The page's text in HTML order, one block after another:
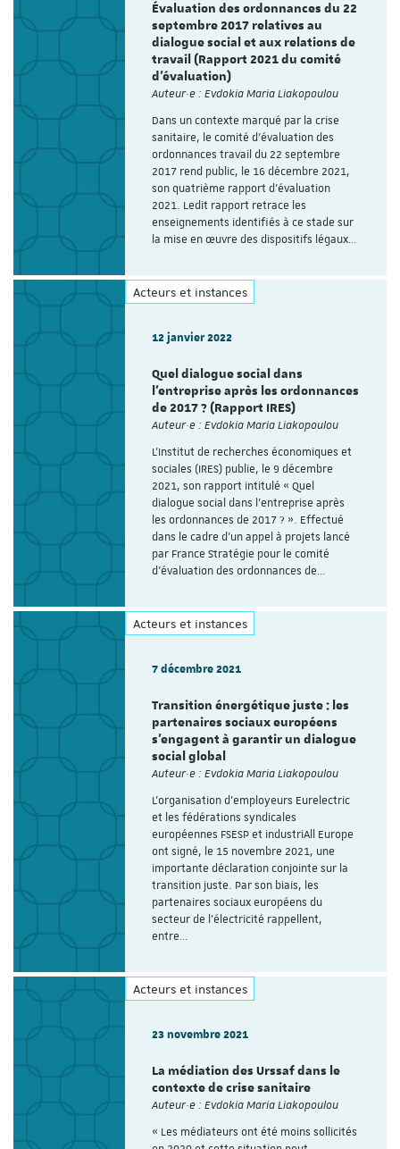
Évaluation des ordonnances du 22
septembre 2017 relatives au
dialogue social et aux relations de
travail (Rapport 2021 du comité
d’évaluation)
Auteur·e : Evdokia Maria Liakopoulou
Dans un contexte marqué par la crise
sanitaire, le comité d’évaluation des
ordonnances travail du 22 septembre
2017 rend public, le 16 décembre 2021,
son quatrième rapport d’évaluation
2021. Ledit rapport retrace les
enseignements identifiés à ce stade sur
la mise en œuvre des dispositifs légaux…
Acteurs et instances
12 janvier 2022
Quel dialogue social dans
l’entreprise après les ordonnances
de 2017 ? (Rapport IRES)
Auteur·e : Evdokia Maria Liakopoulou
L’Institut de recherches économiques et
sociales (IRES) publie, le 9 décembre
2021, son rapport intitulé « Quel
dialogue social dans l’entreprise après
les ordonnances de 2017 ? ». Effectué
dans le cadre d’un appel à projets lancé
par France Stratégie pour le comité
d’évaluation des ordonnances de…
Acteurs et instances
7 décembre 2021
Transition énergétique juste : les
partenaires sociaux européens
s’engagent à garantir un dialogue
social global
Auteur·e : Evdokia Maria Liakopoulou
L’organisation d’employeurs Eurelectric
et les fédérations syndicales
européennes FSESP et industriAll Europe
ont signé, le 15 novembre 2021, une
importante déclaration conjointe sur la
transition juste. Par son biais, les
partenaires sociaux européens du
secteur de l’électricité rappellent,
entre…
Acteurs et instances
23 novembre 2021
La médiation des Urssaf dans le
contexte de crise sanitaire
Auteur·e : Evdokia Maria Liakopoulou
« Les médiateurs ont été moins sollicités